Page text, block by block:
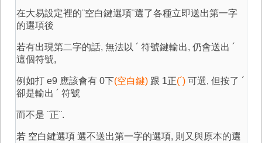
在大易設定裡的¨空白鍵選項¨選了各種立即送出第一字
的選項後
若有出現第二字的話, 無法以 ´ 符號鍵輸出, 仍會送出 ´
這個符號,
例如打 e9 應該會有 0下(空白鍵)跟 1正(´)可選, 但按了 ´
卻是輸出 ´ 符號
而不是 ¨正¨.
若 空白鍵選項 選不送出第一字的選項, 則又與原本的選